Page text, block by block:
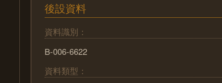
後設資料
資料識別：
B-006-6622
資料類型：